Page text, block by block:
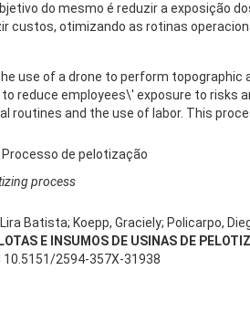
do mesmo é reduzir a exposição
custos, otimizando as rotinas
use of a drone to perform
to reduce employees\' exposure to risks
routines and the use of labor. This
Processo de pelotização
process
Batista; Koepp, Graciely; Policarpo,
E INSUMOS DE USINAS DE
10.5151/2594-357X-31938